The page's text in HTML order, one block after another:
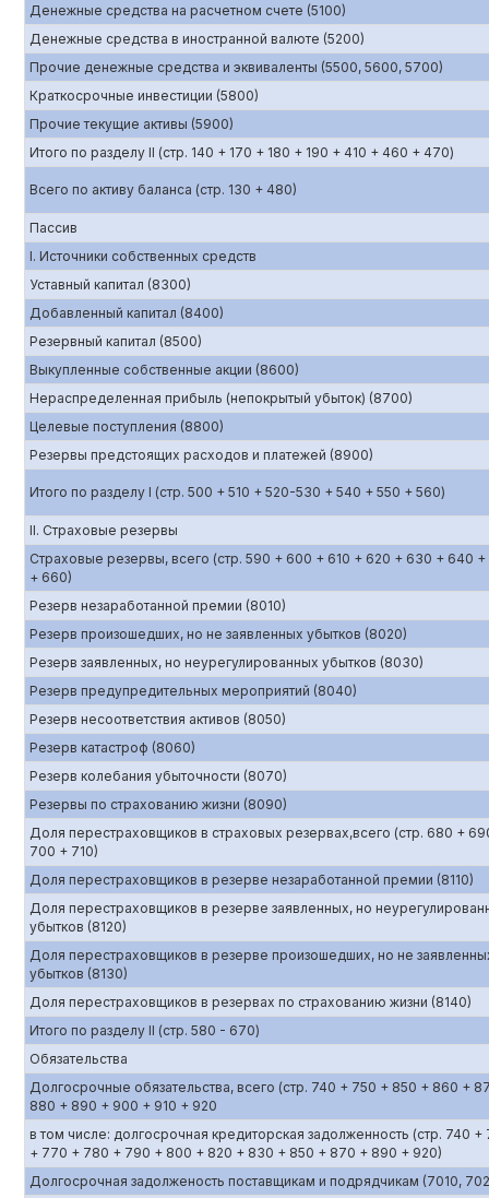
Денежные средства на расчетном счете (5100)
Денежные средства в иностранной валюте (5200)
Прочие денежные средства и эквиваленты (5500, 5600, 5700)
Краткосрочные инвестиции (5800)
Прочие текущие активы (5900)
Итого по разделу II (стр. 140 + 170 + 180 + 190 + 410 + 460 + 470)
Всего по активу баланса (стр. 130 + 480)
Пассив
I. Источники собственных средств
Уставный капитал (8300)
Добавленный капитал (8400)
Резервный капитал (8500)
Выкупленные собственные акции (8600)
Нераспределенная прибыль (непокрытый убыток) (8700)
Целевые поступления (8800)
Резервы предстоящих расходов и платежей (8900)
Итого по разделу I (стр. 500 + 510 + 520-530 + 540 + 550 + 560)
II. Страховые резервы
Страховые резервы, всего (стр. 590 + 600 + 610 + 620 + 630 + 640
+ 660)
Резерв незаработанной премии (8010)
Резерв произошедших, но не заявленных убытков (8020)
Резерв заявленных, но неурегулированных убытков (8030)
Резерв предупредительных мероприятий (8040)
Резерв несоответствия активов (8050)
Резерв катастроф (8060)
Резерв колебания убыточности (8070)
Резервы по страхованию жизни (8090)
Доля перестраховщиков в страховых резервах,всего (стр. 680 +
700 + 710)
Доля перестраховщиков в резерве незаработанной премии (8110)
Доля перестраховщиков в резерве заявленных, но
убытков (8120)
Доля перестраховщиков в резерве произошедших, но не
убытков (8130)
Доля перестраховщиков в резервах по страхованию жизни (8140)
Итого по разделу II (стр. 580 - 670)
Обязательства
Долгосрочные обязательства, всего (стр. 740 + 750 + 850 + 860 +
880 + 890 + 900 + 910 + 920
в том числе: долгосрочная кредиторская задолженность (стр. 740 +
+ 770 + 780 + 790 + 800 + 820 + 830 + 850 + 870 + 890 + 920)
Долгосрочная задолженость поставщикам и подрядчикам (7010,